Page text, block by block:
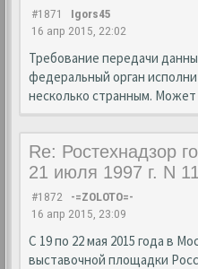
#1871
Igors45
16 апр 2015, 22:02
Требование передачи
федеральный орган
несколько странным. Может
Re: Ростехнадзор
21 июля 1997 г. N
#1872
-=ZOLOTO=-
16 апр 2015, 23:09
С 19 по 22 мая 2015 года в
выставочной площадки